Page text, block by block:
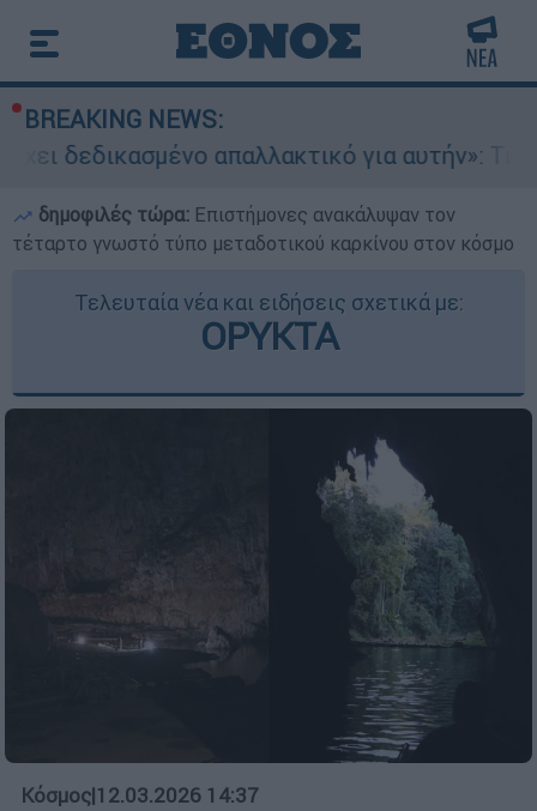
BREAKING NEWS:
απαλλακτικό για αυτήν»: Τι δηλώνει
δημοφιλές τώρα: Επιστήμονες ανακάλυψαν τον
τέταρτο γνωστό τύπο μεταδοτικού καρκίνου στον κόσμο
Τελευταία νέα και ειδήσεις σχετικά με:
ΟΡΥΚΤΑ
Κόσμος|12.03.2026 14:37